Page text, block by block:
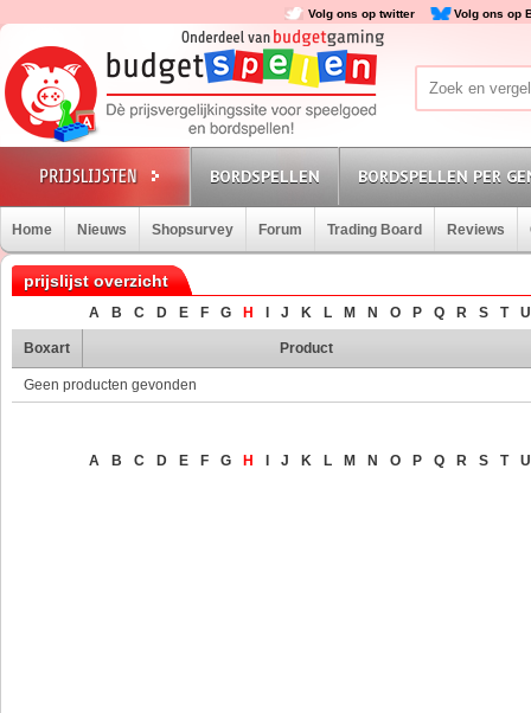
Volg ons op twitter Volg ons op
BORDSPELLEN BORDSPELLEN PER
Home Nieuws Shopsurvey Forum Trading Board Reviews
prijslijst overzicht
A B C D E F G H J K L M N O P Q R S T U
Boxart Product
Geen producten gevonden
A B C D E F G H J K L M N O P Q R S T U